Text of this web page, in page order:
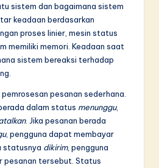
sistem dan bagaimana sistem
keadaan berdasarkan
proses linier, mesin status
memiliki memori. Keadaan saat
sistem bereaksi terhadap
pesanan sederhana.
dalam status menunggu,
. Jika pesanan berada
, pengguna dapat membayar
statusnya dikirim, pengguna
pesanan tersebut. Status